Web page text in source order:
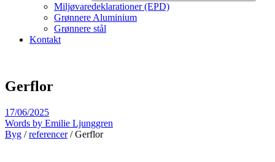
Miljøvaredeklarationer (EPD)
Grønnere Aluminium
Grønnere stål
Kontakt
Gerflor
17/06/2025
Words by Emilie Ljunggren
Byg /referencer/ Gerflor